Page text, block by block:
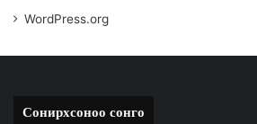
WordPress.org
Сонирхсоноо сонго